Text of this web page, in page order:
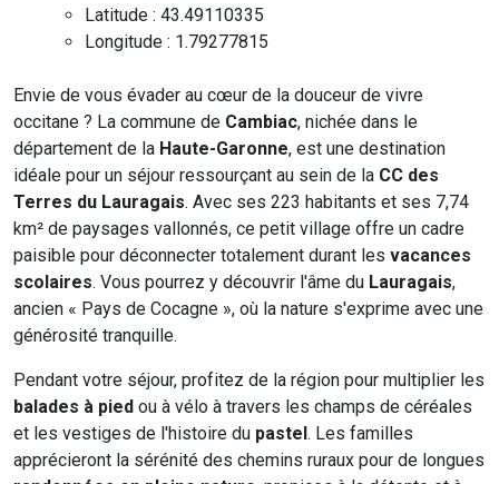
Latitude : 43.49110335
Longitude : 1.79277815
Envie de vous évader au cœur de la douceur de vivre
occitane ? La commune de Cambiac, nichée dans le
département de la Haute-Garonne, est une destination
idéale pour un séjour ressourçant au sein de la CC des
Terres du Lauragais. Avec ses 223 habitants et ses 7,74
km² de paysages vallonnés, ce petit village offre un cadre
paisible pour déconnecter totalement durant les vacances
scolaires. Vous pourrez y découvrir l'âme du Lauragais,
ancien « Pays de Cocagne », où la nature s'exprime avec une
générosité tranquille.
Pendant votre séjour, profitez de la région pour multiplier les
balades à pied ou à vélo à travers les champs de céréales
et les vestiges de l'histoire du pastel. Les familles
apprécieront la sérénité des chemins ruraux pour de longues